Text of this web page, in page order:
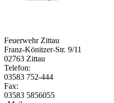
Feuerwehr Zittau
Franz-Könitzer-Str. 9/11
02763 Zittau
Telefon:
03583 752-444
Fax:
03583 5856055